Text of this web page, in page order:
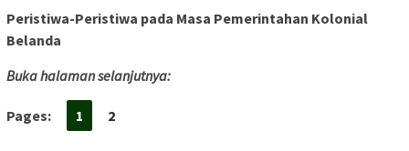
Peristiwa-Peristiwa pada Masa Pemerintahan Kolonial
Belanda
Buka halaman selanjutnya:
Pages: 1 2